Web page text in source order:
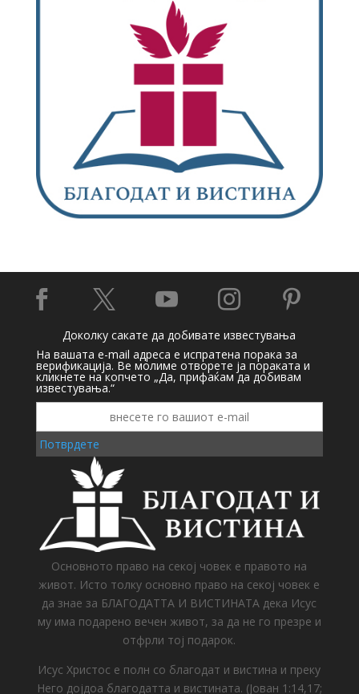
    
Доколку сакате да добивате известувања
На вашата e-mail адреса е испратена порака за
верификација. Ве молиме отворете ја пораката и
кликнете на копчето „Да, прифаќам да добивам
известувања.“
Потврдете
Основното право на секој човек е правото на
живот. Исто толку основно право на секој човек е
да знае за БЛАГОДАТТА И ВИСТИНАТА дека Исус
му има подарено вечен живот, за да не го презре и
отфрли тој подарок.
Исус Христос е полн со благодат и вистина и преку
Него дојдоа благодатта и вистината. (Јован 1:14,17;